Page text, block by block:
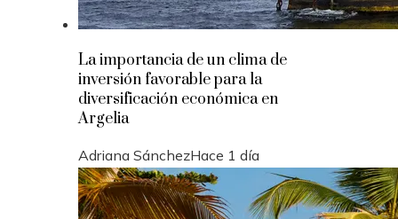
La importancia de un clima de
inversión favorable para la
diversificación económica en
Argelia
Adriana SánchezHace 1 día